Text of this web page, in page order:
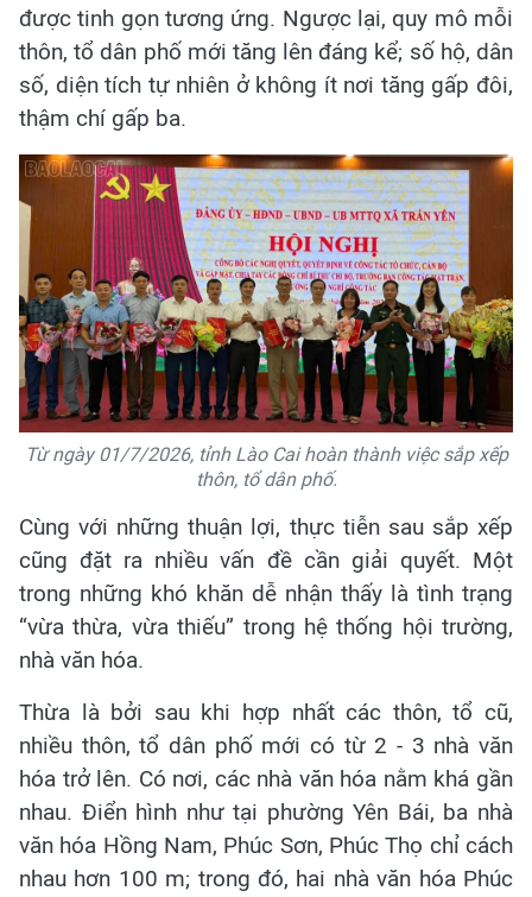
được tinh gọn tương ứng. Ngược lại, quy mô mỗi
thôn, tổ dân phố mới tăng lên đáng kể; số hộ, dân
số, diện tích tự nhiên ở không ít nơi tăng gấp đôi,
thậm chí gấp ba.
Từ ngày 01/7/2026, tỉnh Lào Cai hoàn thành việc sắp xếp
thôn, tổ dân phố.
Cùng với những thuận lợi, thực tiễn sau sắp xếp
cũng đặt ra nhiều vấn đề cần giải quyết. Một
trong những khó khăn dễ nhận thấy là tình trạng
“vừa thừa, vừa thiếu” trong hệ thống hội trường,
nhà văn hóa.
Thừa là bởi sau khi hợp nhất các thôn, tổ cũ,
nhiều thôn, tổ dân phố mới có từ 2 - 3 nhà văn
hóa trở lên. Có nơi, các nhà văn hóa nằm khá gần
nhau. Điển hình như tại phường Yên Bái, ba nhà
văn hóa Hồng Nam, Phúc Sơn, Phúc Thọ chỉ cách
nhau hơn 100 m; trong đó, hai nhà văn hóa Phúc